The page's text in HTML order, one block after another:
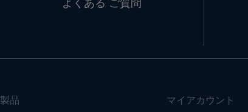
よくある ご質問
製品 マイアカウント